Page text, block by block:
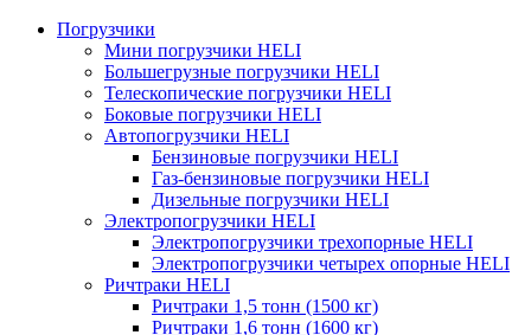
Погрузчики
Мини погрузчики HELI
Большегрузные погрузчики HELI
Телескопические погрузчики HELI
Боковые погрузчики HELI
Автопогрузчики HELI
Бензиновые погрузчики HELI
Газ-бензиновые погрузчики HELI
Дизельные погрузчики HELI
Электропогрузчики HELI
Электропогрузчики трехопорные HELI
Электропогрузчики четырех опорные HELI
Ричтраки HELI
Ричтраки 1,5 тонн (1500 кг)
Ричтраки 1,6 тонн (1600 кг)